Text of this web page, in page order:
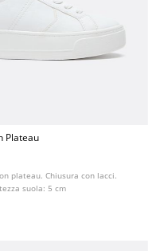
Plateau
plateau. Chiusura con lacci.
suola: 5 cm